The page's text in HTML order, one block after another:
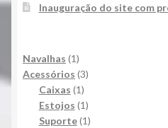
Inauguração do site com
Navalhas 11
produto
Acessórios 33
Caixas 11
produto
Estojos 11
produto
Suporte 11